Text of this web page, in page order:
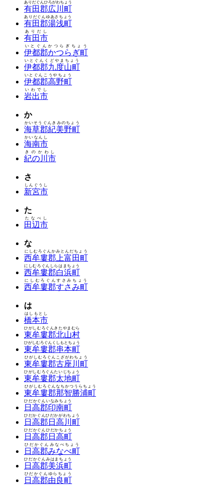
有田郡広川町
ありだぐんひろがわちょう
有田郡湯浅町
ありだぐんゆあさちょう
有田市
ありだし
伊都郡かつらぎ町
いとぐんかつらぎちょう
伊都郡九度山町
いとぐんくどやまちょう
伊都郡高野町
いとぐんこうやちょう
岩出市
いわでし
か
海草郡紀美野町
かいそうぐんきみのちょう
海南市
かいなんし
紀の川市
きのかわし
さ
新宮市
しんぐうし
た
田辺市
たなべし
な
西牟婁郡上富田町
にしむろぐんかみとんだちょう
西牟婁郡白浜町
にしむろぐんしらはまちょう
西牟婁郡すさみ町
にしむろぐんすさみちょう
は
橋本市
はしもとし
東牟婁郡北山村
ひがしむろぐんきたやまむら
東牟婁郡串本町
ひがしむろぐんくしもとちょう
東牟婁郡古座川町
ひがしむろぐんこざがわちょう
東牟婁郡太地町
ひがしむろぐんたいじちょう
東牟婁郡那智勝浦町
ひがしむろぐんなちかつうらちょう
日高郡印南町
ひだかぐんいなみちょう
日高郡日高川町
ひだかぐんひだかがわちょう
日高郡日高町
ひだかぐんひだかちょう
日高郡みなべ町
ひだかぐんみなべちょう
日高郡美浜町
ひだかぐんみはまちょう
日高郡由良町
ひだかぐんゆらちょう